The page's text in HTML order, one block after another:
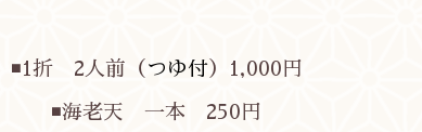
◾️1折 2人前（ つゆ付）1,000円
◾️海老天 一本 250円